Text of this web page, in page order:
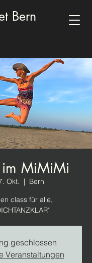
Bern
im MiMiMi
Okt.
  |
Bern
class für alle,
geschlossen
Veranstaltungen